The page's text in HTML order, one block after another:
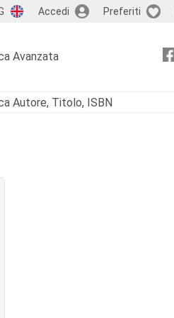
Accedi Preferiti
Avanzata